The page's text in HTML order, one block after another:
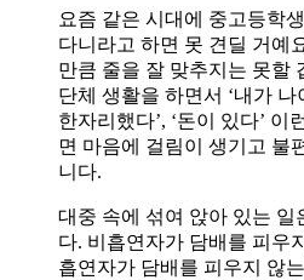
요즘 같은 시대에 중고등학
다니라고 하면 못 견딜 거예
만큼 줄을 잘 맞추지는 못할
단체 생활을 하면서 ‘내가 나
한자리했다’, ‘돈이 있다’ 이
면 마음에 걸림이 생기고 불
니다.
대중 속에 섞여 앉아 있는 일
다. 비흡연자가 담배를 피우
흡연자가 담배를 피우지 않